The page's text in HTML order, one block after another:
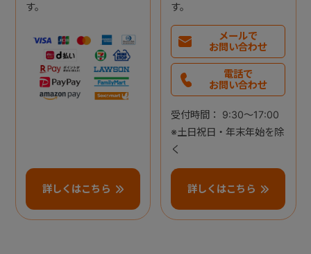
す。
詳しくはこちら
す。
メールで
お問い合わせ
電話で
お問い合わせ
受付時間： 9:30～17:00
※土日祝日・年末年始を除
く
詳しくはこちら